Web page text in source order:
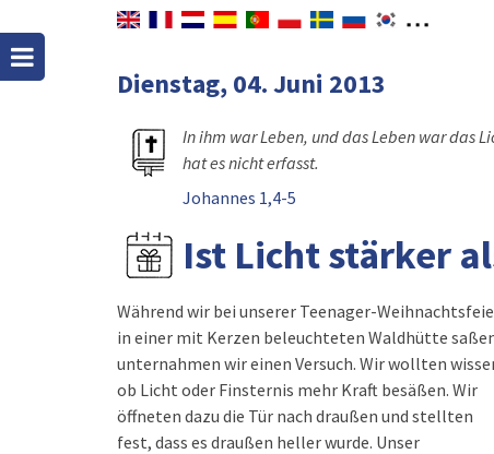
Dienstag, 04. Juni 2013
In ihm war Leben, und das Leben war das
hat es nicht erfasst.
Johannes 1,4-5
Ist Licht stärker
Während wir bei unserer Teenager-
in einer mit Kerzen beleuchteten Waldhütte
unternahmen wir einen Versuch. Wir wollten
ob Licht oder Finsternis mehr Kraft besäßen. Wir
öffneten dazu die Tür nach draußen und stellten
fest, dass es draußen heller wurde. Unser